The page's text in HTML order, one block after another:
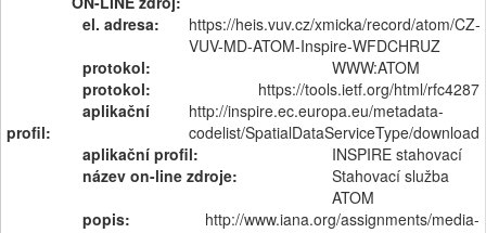
el. adresa:
https://heis.vuv.cz/xmicka/record/atom/CZ-
VUV-MD-ATOM-Inspire-WFDCHRUZ
protokol:
WWW:ATOM
protokol:
https://tools.ietf.org/html/rfc4287
aplikační
profil:
http://inspire.ec.europa.eu/metadata-
codelist/SpatialDataServiceType/download
aplikační profil:
INSPIRE stahovací
název on-line zdroje:
Stahovací služba
ATOM
popis:
http://www.iana.org/assignments/media-